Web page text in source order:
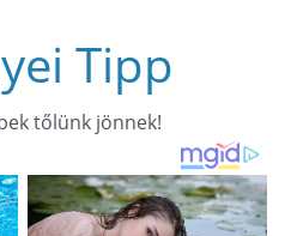
Tipp
tőlünk jönnek!